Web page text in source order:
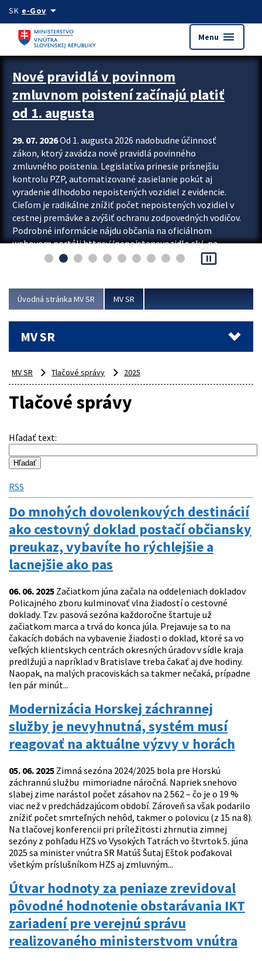
Preskocit na hlavný obsah
SK e-Govarrow_drop_down
Menu menu
Zastavit automatický posun upútavok
Nové pravidlá v povinnom
zmluvnom poistení začínajú platiť
od 1. augusta
29. 07. 2026Od 1. augusta 2026 nadobudne účinnosť
zákon, ktorý zavádza nové pravidlá povinného
zmluvného poistenia. Legislatíva prinesie prísnejšiu
kontrolu PZP, automatizované zasielanie pokút aj
vyradenie dlhodobo nepoistených vozidiel z evidencie.
Cieľom je radikálne znížiť počet nepoistených vozidiel v
cestnej premávke a zvýšiť ochranu zodpovedných vodičov.
Podrobné informácie nájdu občania na oficiálnom
webovom portáli https://nepoistenevozidlo.sk/, na
ktorom od augusta pribudne aj možnosť overiť si...
pause_presentation
Úvodná stránka MV SR MV SR
MV SR
MV SR Tlačové správy 2025
Tlačové správy
Hľadať text:
RSS
Do mnohých dovolenkových destinácií
ako cestovný doklad postačí občiansky
preukaz, vybavíte ho rýchlejšie a
lacnejšie ako pas
06. 06. 2025 Začiatkom júna začala na oddeleniach dokladov
Policajného zboru kulminovať vlna žiadostí o cestovné
doklady. Tzv. pasová sezóna každoročne štartuje už
začiatkom marca a trvá do konca júla. Prejavuje sa to na
čakacích dobách na vybavenie žiadosti o doklad, ktoré sa vo
veľkých klientskych centrách okresných úradov v sídle kraja
predlžujú a napríklad v Bratislave treba čakať aj dve hodiny.
Naopak, na malých pracoviskách sa takmer nečaká, prípadne
len pár minút...
Modernizácia Horskej záchrannej
služby je nevyhnutná, systém musí
reagovať na aktuálne výzvy v horách
05. 06. 2025 Zimná sezóna 2024/2025 bola pre Horskú
záchrannú službu mimoriadne náročná. Napriek snehovo
slabej zime narástol počet zásahov na 2 562 – čo je o 19 %
viac než v predchádzajúcom období. Zároveň sa však podarilo
znížiť počet smrteľných nehôd, takmer o polovicu (z 15 na 8).
Na tlačovej konferencii pri príležitosti zhrnutia zimnej
sezóny z pohľadu HZS vo Vysokých Tatrách vo štvrtok 5. júna
2025 sa minister vnútra SR Matúš Šutaj Eštok poďakoval
všetkým príslušníkom HZS aj zmluvným...
Útvar hodnoty za peniaze zrevidoval
pôvodné hodnotenie obstarávania IKT
zariadení pre verejnú správu
realizovaného ministerstvom vnútra